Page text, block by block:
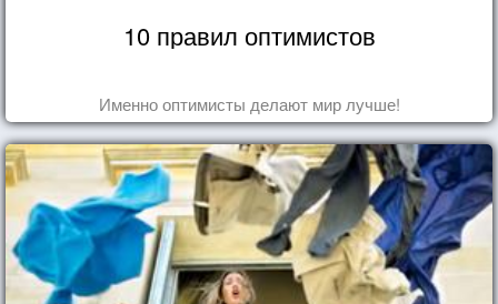
10 правил оптимистов
Именно оптимисты делают мир лучше!